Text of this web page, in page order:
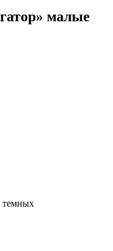
малые
темных